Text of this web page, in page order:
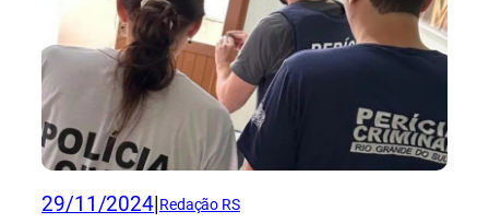
29/11/2024 Redação RS